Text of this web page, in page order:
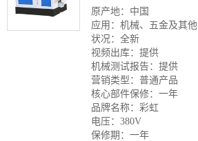
原产地：中国
应用：机械、五金及其他
状况：全新
视频出库：提供
机械测试报告：提供
营销类型：普通产品
核心部件保修：一年
品牌名称：彩虹
电压：380V
保修期：一年